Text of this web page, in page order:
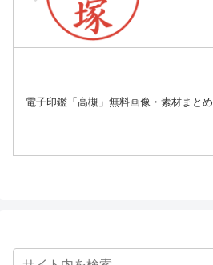
電子印鑑「高槻」無料画像・素材まとめ